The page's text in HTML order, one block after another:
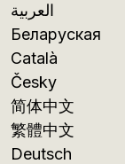
العربية
Беларуская
Català
Česky
简体中文
繁體中文
Deutsch